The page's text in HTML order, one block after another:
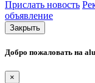
Прислать новость
объявление
Закрыть
Добро пожаловать на
×